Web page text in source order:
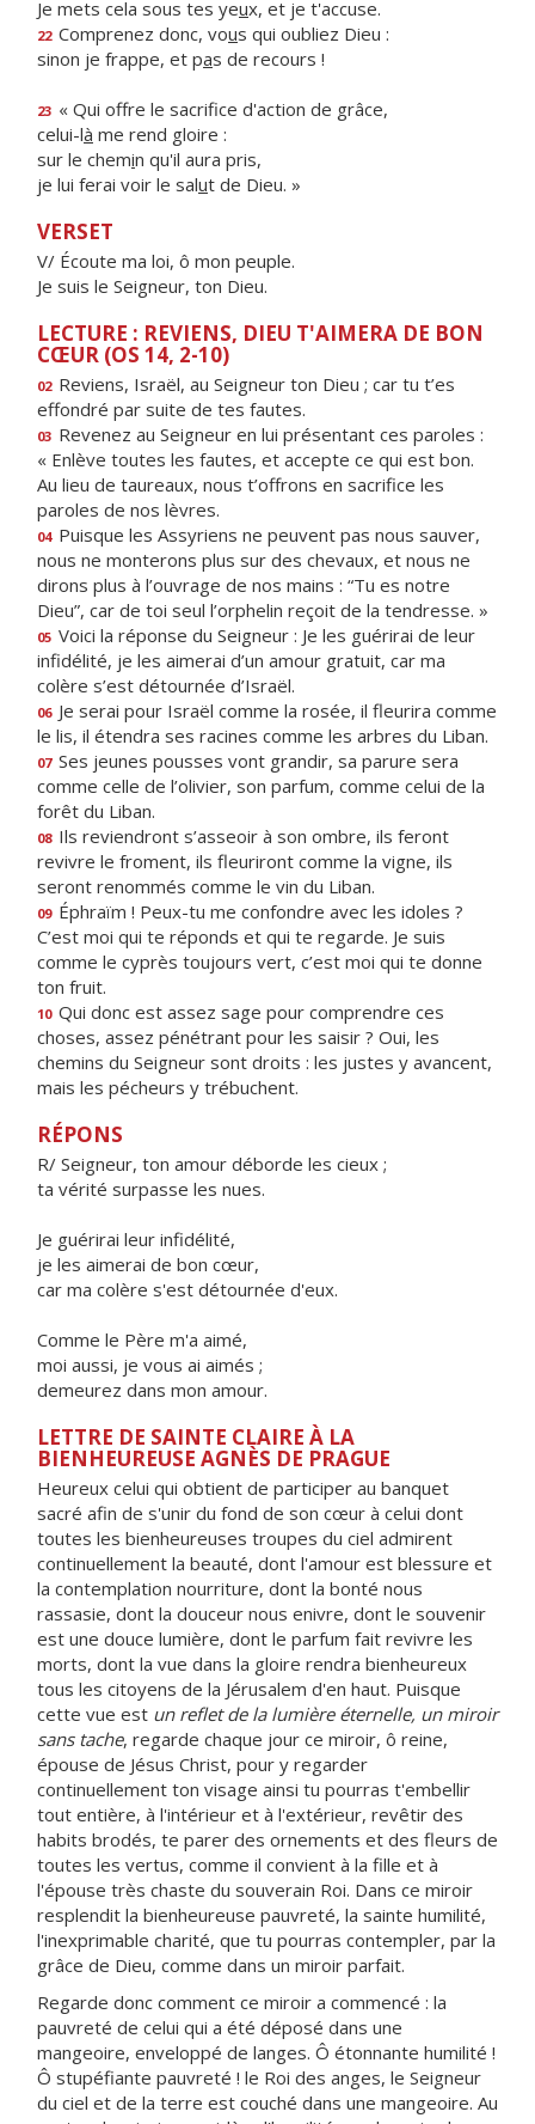
Je mets cela sous tes yeux, et je t'accuse.
22 Comprenez donc, vous qui oubliez Dieu :
sinon je frappe, et pas de recours !
23 « Qui offre le sacrifce d'action de grâce,
celui-là me rend gloire :
sur le chemin qu'il aura pris,
je lui ferai voir le salut de Dieu. »
VERSET
V/ Écoute ma loi, ô mon peuple.
Je suis le Seigneur, ton Dieu.
LECTURE : REVIENS, DIEU T'AIMERA DE BON
CŒUR (OS 14, 2-10)
02 Reviens, Israël, au Seigneur ton Dieu ; car tu t’es
effondré par suite de tes fautes.
03 Revenez au Seigneur en lui présentant ces paroles :
« Enlève toutes les fautes, et accepte ce qui est bon.
Au lieu de taureaux, nous t’offrons en sacrifice les
paroles de nos lèvres.
04 Puisque les Assyriens ne peuvent pas nous sauver,
nous ne monterons plus sur des chevaux, et nous ne
dirons plus à l’ouvrage de nos mains : “Tu es notre
Dieu”, car de toi seul l’orphelin reçoit de la tendresse. »
05 Voici la réponse du Seigneur : Je les guérirai de leur
infidélité, je les aimerai d’un amour gratuit, car ma
colère s’est détournée d’Israël.
06 Je serai pour Israël comme la rosée, il fleurira comme
le lis, il étendra ses racines comme les arbres du Liban.
07 Ses jeunes pousses vont grandir, sa parure sera
comme celle de l’olivier, son parfum, comme celui de la
forêt du Liban.
08 Ils reviendront s’asseoir à son ombre, ils feront
revivre le froment, ils fleuriront comme la vigne, ils
seront renommés comme le vin du Liban.
09 Éphraïm ! Peux-tu me confondre avec les idoles ?
C’est moi qui te réponds et qui te regarde. Je suis
comme le cyprès toujours vert, c’est moi qui te donne
ton fruit.
10 Qui donc est assez sage pour comprendre ces
choses, assez pénétrant pour les saisir ? Oui, les
chemins du Seigneur sont droits : les justes y avancent,
mais les pécheurs y trébuchent.
RÉPONS
R/ Seigneur, ton amour déborde les cieux ;
ta vérité surpasse les nues.
Je guérirai leur infidélité,
je les aimerai de bon cœur,
car ma colère s'est détournée d'eux.
Comme le Père m'a aimé,
moi aussi, je vous ai aimés ;
demeurez dans mon amour.
LETTRE DE SAINTE CLAIRE À LA
BIENHEUREUSE AGNÈS DE PRAGUE
Heureux celui qui obtient de participer au banquet
sacré afin de s'unir du fond de son cœur à celui dont
toutes les bienheureuses troupes du ciel admirent
continuellement la beauté, dont l'amour est blessure et
la contemplation nourriture, dont la bonté nous
rassasie, dont la douceur nous enivre, dont le souvenir
est une douce lumière, dont le parfum fait revivre les
morts, dont la vue dans la gloire rendra bienheureux
tous les citoyens de la Jérusalem d'en haut. Puisque
cette vue est un reflet de la lumière éternelle, un miroir
sans tache, regarde chaque jour ce miroir, ô reine,
épouse de Jésus Christ, pour y regarder
continuellement ton visage ainsi tu pourras t'embellir
tout entière, à l'intérieur et à l'extérieur, revêtir des
habits brodés, te parer des ornements et des fleurs de
toutes les vertus, comme il convient à la fille et à
l'épouse très chaste du souverain Roi. Dans ce miroir
resplendit la bienheureuse pauvreté, la sainte humilité,
l'inexprimable charité, que tu pourras contempler, par la
grâce de Dieu, comme dans un miroir parfait.
Regarde donc comment ce miroir a commencé : la
pauvreté de celui qui a été déposé dans une
mangeoire, enveloppé de langes. Ô étonnante humilité !
Ô stupéfiante pauvreté ! le Roi des anges, le Seigneur
du ciel et de la terre est couché dans une mangeoire. Au